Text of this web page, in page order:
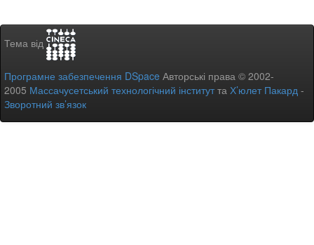
Тема від
Програмне забезпечення DSpace Авторські права © 2002-
2005 Массачусетський технологічний інститутта Х’юлет Пакард -
Зворотний зв’язок